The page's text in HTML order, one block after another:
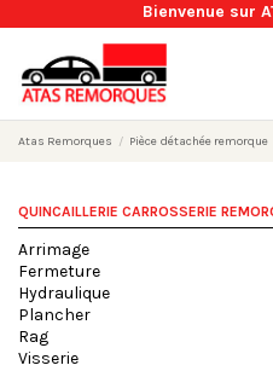
Bienvenue sur
Atas Remorques Pièce détachée remorque
QUINCAILLERIE CARROSSERIE
Arrimage
Fermeture
Hydraulique
Plancher
Rag
Visserie